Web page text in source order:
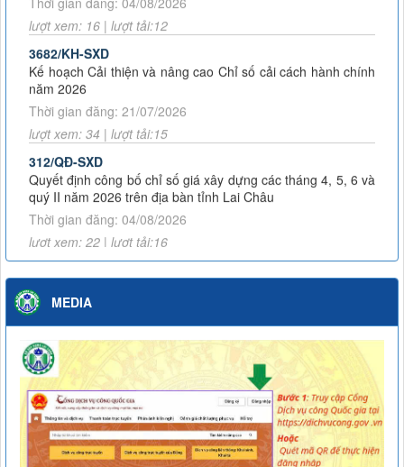
lượt xem: 16 | lượt tải:12
3682/KH-SXD
Kế hoạch Cải thiện và nâng cao Chỉ số cải cách hành chính
năm 2026
Thời gian đăng: 21/07/2026
lượt xem: 34 | lượt tải:15
312/QĐ-SXD
Quyết định công bố chỉ số giá xây dựng các tháng 4, 5, 6 và
quý II năm 2026 trên địa bàn tỉnh Lai Châu
Thời gian đăng: 04/08/2026
lượt xem: 22 | lượt tải:16
3453/KH-SXD
Kế hoạch Phát động đợt thi đua cao điểm thực hiện Chiến
dịch 90 ngày đêm khám sức khỏe định kỳ hoặc khám sàng
lọc miễn phí cho người dân trên địa bàn tỉnh Lai Châu
Thời gian đăng: 07/07/2026
lượt xem: 59 | lượt tải:24
MEDIA